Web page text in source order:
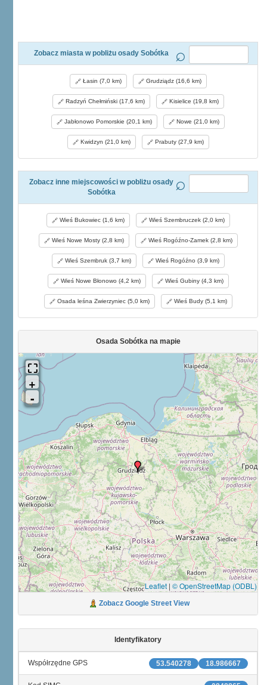
Zobacz miasta w pobliżu osady Sobótka
Łasin (7,0 km) Grudziądz (16,6 km)
Radzyń Chełmiński (17,6 km) Kisielice (19,8 km)
Jabłonowo Pomorskie (20,1 km) Nowe (21,0 km)
Kwidzyn (21,0 km) Prabuty (27,9 km)
Zobacz inne miejscowości w pobliżu osady
Sobótka
Wieś Bukowiec (1,6 km) Wieś Szembruczek (2,0 km)
Wieś Nowe Mosty (2,8 km) Wieś Rogóźno-Zamek (2,8 km)
Wieś Szembruk (3,7 km) Wieś Rogóźno (3,9 km)
Wieś Nowe Błonowo (4,2 km) Wieś Gubiny (4,3 km)
Osada leśna Zwierzyniec (5,0 km) Wieś Budy (5,1 km)
Osada Sobótka na mapie
Leaflet | © OpenStreetMap (ODBL)
Zobacz Google Street View
Identyfikatory
18.986667
53.540278
Współrzędne GPS